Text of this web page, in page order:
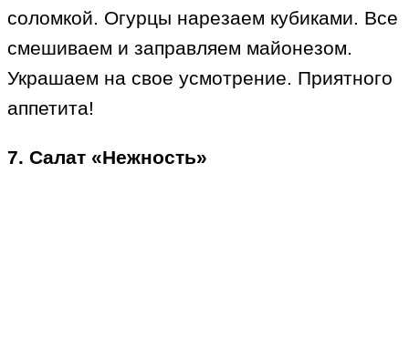
соломкой. Огурцы нарезаем кубиками. Все
смешиваем и заправляем майонезом.
Украшаем на свое усмотрение. Приятного
аппетита!
7. Салат «Нежность»